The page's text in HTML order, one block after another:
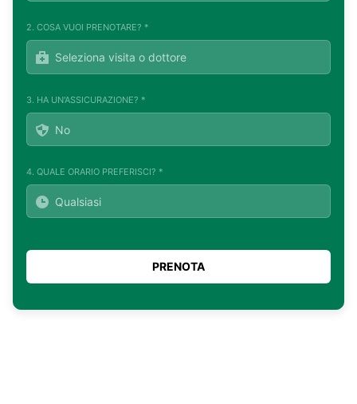
2. COSA VUOI PRENOTARE? *
3. HA UN'ASSICURAZIONE? *
4. QUALE ORARIO PREFERISCI? *